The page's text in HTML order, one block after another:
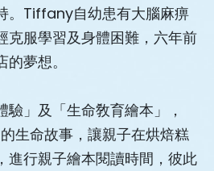
。Tiffany自幼患有大腦麻痹
克服學習及身體困難，六年前
夢想。
驗」及「生命敎育繪本」，
生命故事，讓親子在烘焙糕
進行親子繪本閱讀時間，彼此